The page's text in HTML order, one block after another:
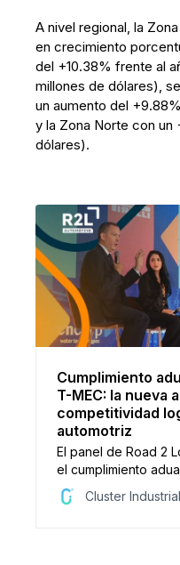
A nivel regional, la
en crecimiento
del +10.38% frente al
millones de dólares),
un aumento del
y la Zona Norte con un
dólares).
Cumplimiento
T-MEC: la nueva
competitividad
automotriz
El panel de Road 2
el cumplimiento
SAT y las reglas del
competitividad
Cluster Industrial